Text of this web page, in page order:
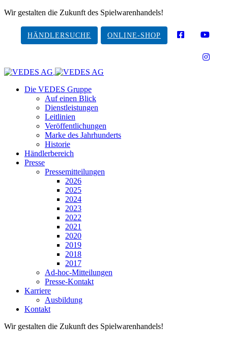
Wir gestalten die Zukunft des Spielwarenhandels!
HÄNDLERSUCHE ONLINE-SHOP
Die VEDES Gruppe
Auf einen Blick
Dienstleistungen
Leitlinien
Veröffentlichungen
Marke des Jahrhunderts
Historie
Händlerbereich
Presse
Pressemitteilungen
2026
2025
2024
2023
2022
2021
2020
2019
2018
2017
Ad-hoc-Mitteilungen
Presse-Kontakt
Karriere
Ausbildung
Kontakt
Wir gestalten die Zukunft des Spielwarenhandels!